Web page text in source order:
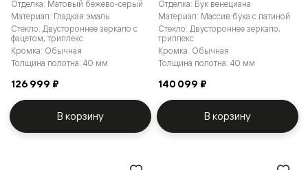
Отделка: Матовый бежево-серый
Материал: Гладкая эмаль
Стекло: Двустороннее зеркало с
фацетом, триплекс
Кромка: Обычная
Толщина полотна: 40 мм
126 999 ₽
В корзину
Отделка: Бук венециана
Материал: Массив бука с патиной
Стекло: Двустороннее зеркало,
триплекс
Кромка: Обычная
Толщина полотна: 40 мм
140 099 ₽
В корзину